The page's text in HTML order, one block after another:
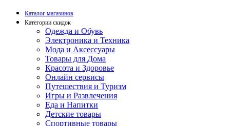
Каталог магазинов
Категории скидок
Одежда и Обувь
Электроника и Техника
Мода и Аксессуары
Товары для Дома
Красота и Здоровье
Онлайн сервисы
Путешествия и Туризм
Игры и Развлечения
Еда и Напитки
Детские товары
Спортивные товары